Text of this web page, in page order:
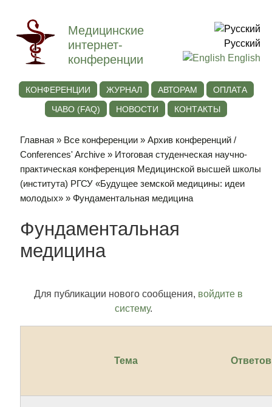
Медицинские
интернет-
конференции
Русский
English
КОНФЕРЕНЦИИ ЖУРНАЛ АВТОРАМ
ОПЛАТА
ЧАВО (FAQ)
НОВОСТИ КОНТАКТЫ
Главная » Все конференции »Архив конференций /
Conferences' Archive » Итоговая студенческая научно-
практическая конференция Медицинской высшей школы
(института) РГСУ «Будущее земской медицины: идеи
молодых» » Фундаментальная медицина
Фундаментальная
медицина
Для публикации нового сообщения, войдите в
систему.
Тема Ответов